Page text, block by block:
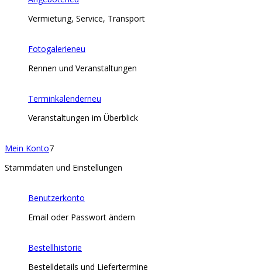
Vermietung, Service, Transport
Fotogalerieneu
Rennen und Veranstaltungen
Terminkalenderneu
Veranstaltungen im Überblick
Mein Konto7
Stammdaten und Einstellungen
Benutzerkonto
Email oder Passwort ändern
Bestellhistorie
Bestelldetails und Liefertermine